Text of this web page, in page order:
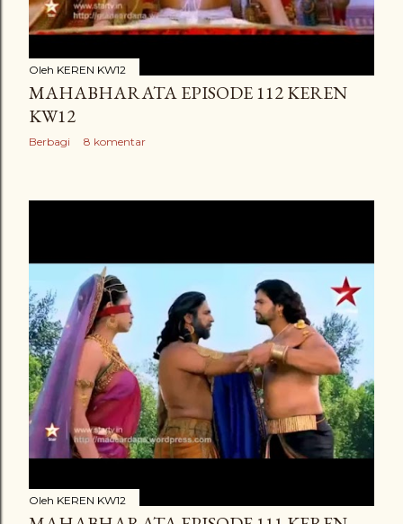
Oleh KEREN KW12
MAHABHARATA EPISODE 112 KEREN
KW12
Berbagi 8 komentar
Oleh KEREN KW12